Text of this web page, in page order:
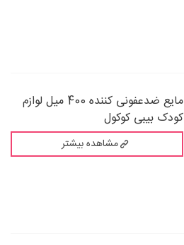
مایع ضدعفونی کننده 400 میل لوازم
کودک بیبی کوکول
مشاهده بیشتر